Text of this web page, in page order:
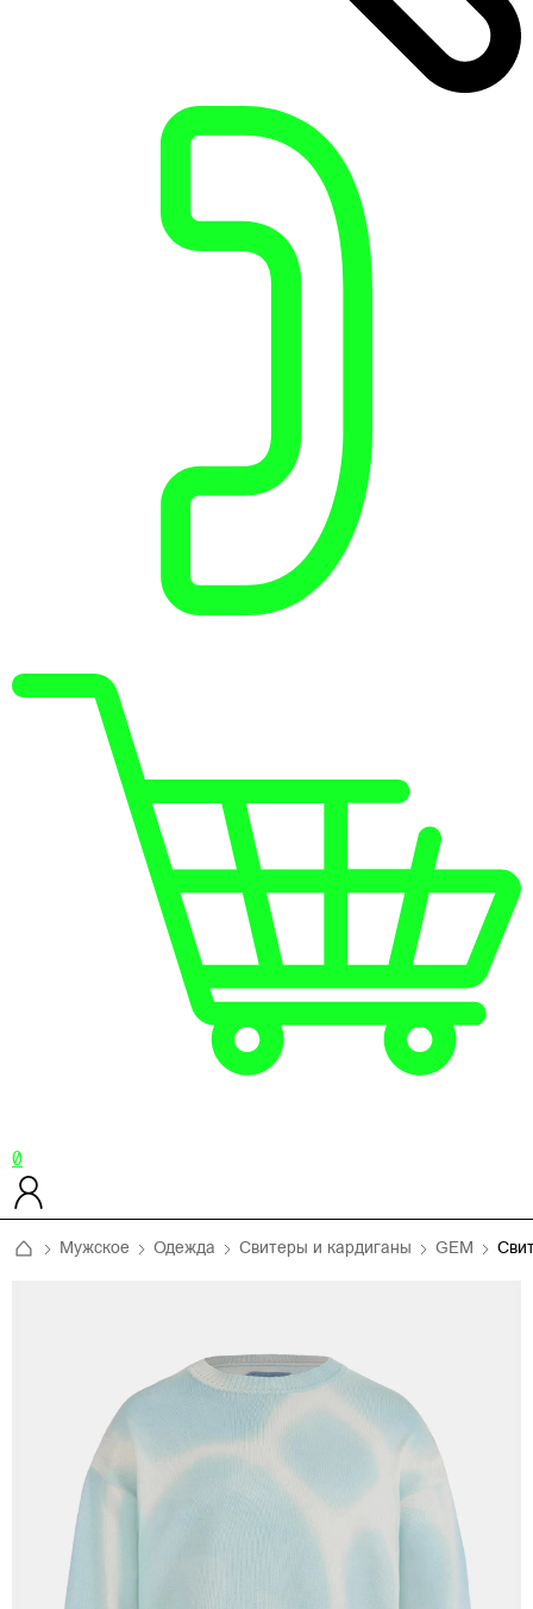
0
Мужское Одежда Свитеры и кардиганы GEM